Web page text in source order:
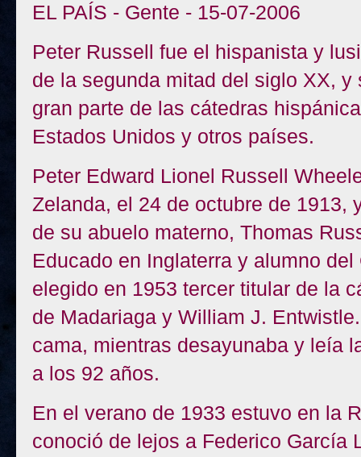
EL PAÍS - Gente - 15-07-2006
Peter Russell fue el hispanista y
de la segunda mitad del siglo XX,
gran parte de las cátedras
Estados Unidos y otros países.
Peter Edward Lionel Russell
Zelanda, el 24 de octubre de 1913,
de su abuelo materno, Thomas
Educado en Inglaterra y alumno
elegido en 1953 tercer titular de la
de Madariaga y William J.
cama, mientras desayunaba y leía
a los 92 años.
En el verano de 1933 estuvo en la
conoció de lejos a Federico García